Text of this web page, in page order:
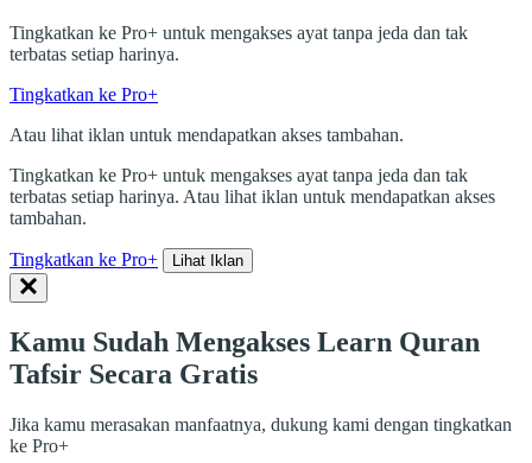
Tingkatkan ke Pro+ untuk mengakses ayat tanpa jeda dan tak
terbatas setiap harinya.
Tingkatkan ke Pro+
Atau lihat iklan untuk mendapatkan akses tambahan.
Tingkatkan ke Pro+ untuk mengakses ayat tanpa jeda dan tak
terbatas setiap harinya. Atau lihat iklan untuk mendapatkan akses
tambahan.
Tingkatkan ke Pro+ Lihat Iklan
Kamu Sudah Mengakses Learn Quran
Tafsir Secara Gratis
Jika kamu merasakan manfaatnya, dukung kami dengan tingkatkan
ke Pro+